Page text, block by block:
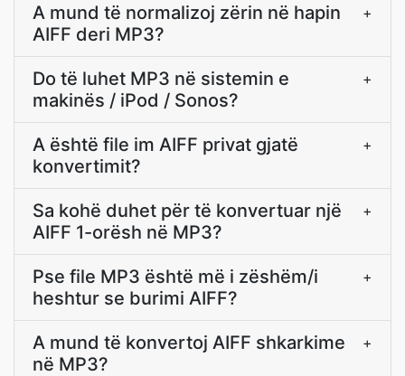
A mund të normalizoj zërin në hapin
AIFF deri MP3?
+
Do të luhet MP3 në sistemin e
makinës / iPod / Sonos?
+
A është file im AIFF privat gjatë
konvertimit?
+
Sa kohë duhet për të konvertuar një
AIFF 1-orësh në MP3?
+
Pse file MP3 është më i zëshëm/i
heshtur se burimi AIFF?
+
A mund të konvertoj AIFF shkarkime
në MP3?
+